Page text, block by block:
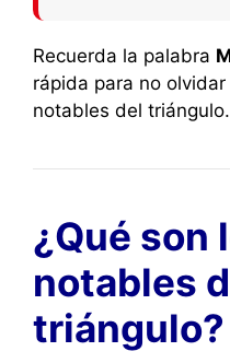
Recuerda la palabra
rápida para no
notables del triángulo.
¿Qué son
notables
triángulo?